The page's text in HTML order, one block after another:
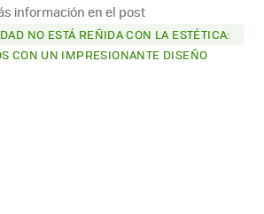
información en el post
NO ESTÁ REÑIDA CON LA ESTÉTICA:
CON UN IMPRESIONANTE DISEÑO